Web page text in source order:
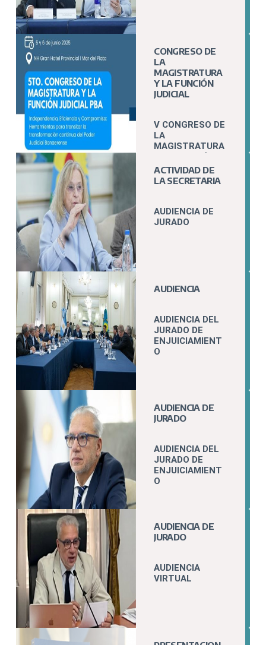
CONGRESO DE
LA
MAGISTRATURA
Y LA FUNCIÓN
JUDICIAL
V CONGRESO DE
LA
MAGISTRATURA
JUDICIAL
ACTIVIDAD DE
LA SECRETARIA
AUDIENCIA DE
JURADO
AUDIENCIA
AUDIENCIA DEL
JURADO DE
ENJUICIAMIENT
O
AUDIENCIA DE
JURADO
AUDIENCIA DEL
JURADO DE
ENJUICIAMIENT
O
AUDIENCIA DE
JURADO
AUDIENCIA
VIRTUAL